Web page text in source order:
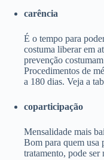
carência
É o tempo para
costuma liberar em
prevenção
Procedimentos de
a 180 dias. Veja a
coparticipação
Mensalidade mais
Bom para quem usa
tratamento, pode ser